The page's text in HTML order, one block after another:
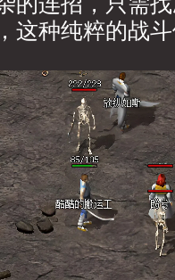
这种纯粹的战